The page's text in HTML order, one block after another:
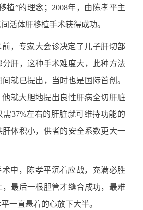
植”的理念；2008年，由陈孝平主
活体肝移植手术获得成功。
，专家大会诊决定了儿子肝切部
分肝，这种手术难度大，此种方法
就已提出，当时也是国际首创。
他就大胆地提出良性肝病全切肝脏
37%左右的肝脏就可维持功能的
肝体积小，供者的安全系数更大一
中，陈孝平沉着应战，充满必胜
，最后一根胆管才缝合成功，最难
一直悬着的心放下大半。